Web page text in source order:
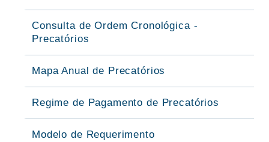
Consulta de Ordem Cronológica -
Precatórios
Mapa Anual de Precatórios
Regime de Pagamento de Precatórios
Modelo de Requerimento